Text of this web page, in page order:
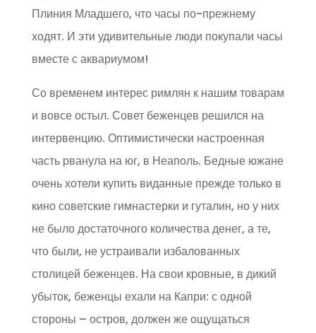
Плиния Младшего, что часы по-прежнему
ходят. И эти удивительные люди покупали часы
вместе с аквариумом!
Со временем интерес римлян к нашим товарам
и вовсе остыл. Совет беженцев решился на
интервенцию. Оптимистически настроенная
часть рванула на юг, в Неаполь. Бедные южане
очень хотели купить виданные прежде только в
кино советские гимнастерки и гуталин, но у них
не было достаточного количества денег, а те,
что были, не устраивали избалованных
столицей беженцев. На свои кровные, в дикий
убыток, беженцы ехали на Капри: с одной
стороны – остров, должен же ощущаться